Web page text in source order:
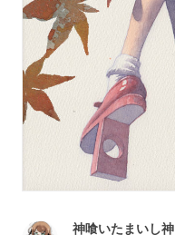
神喰いたまいし神